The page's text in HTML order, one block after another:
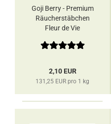
Goji Berry - Premium
Räucherstäbchen
Fleur de Vie
2,10 EUR
131,25 EUR pro 1 kg